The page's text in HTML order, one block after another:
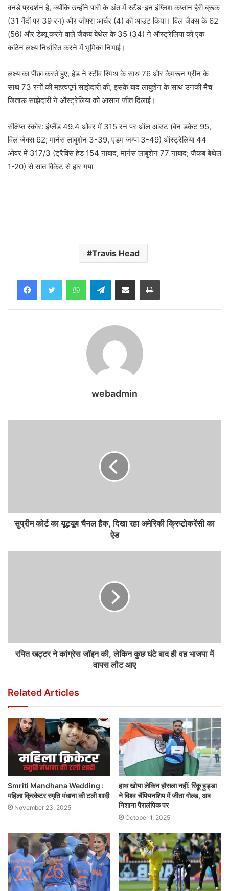
वनडे प्रदर्शन है, क्योंकि उन्होंने पारी के अंत में स्टैंड-इन इंग्लिश कप्तान हैरी ब्रूक
(31 गेंदों पर 39 रन) और जोफ़्रा आर्चर (4) को आउट किया। विल जैक्स के 62
(56) और डेब्यू करने वाले जैकब बेथेल के 35 (34) ने ऑस्ट्रेलिया को एक
कठिन लक्ष्य निर्धारित करने में भूमिका निभाई।
लक्ष्य का पीछा करते हुए, हेड ने स्टीव स्मिथ के साथ 76 और कैमरून ग्रीन के
साथ 73 रनों की महत्वपूर्ण साझेदारी की, इसके बाद लाबुशेन के साथ उनकी मैच
जिताऊ साझेदारी ने ऑस्ट्रेलिया को आसान जीत दिलाई।
संक्षिप्त स्कोर: इंग्लैंड 49.4 ओवर में 315 रन पर ऑल आउट (बेन डकेट 95,
विल जैक्स 62; मार्नस लाबुशेन 3-39, एडम ज़म्पा 3-49) ऑस्ट्रेलिया 44
ओवर में 317/3 (ट्रैविस हेड 154 नाबाद, मार्नस लाबुशेन 77 नाबाद; जैकब बेथेल
1-20) से सात विकेट से हार गया
Travis Head
WhatsAppTelegramShare via Email Print
webadmin
सुप्रीम कोर्ट का यूट्यूब चैनल हैक, दिखा रहा अमेरिकी क्रिप्टोकरेंसी का
ऐड
रमित खट्टर ने कांग्रेस जॉइन की, लेकिन कुछ घंटे बाद ही वह भाजपा में
वापस लौट आए
Related Articles
Smriti Mandhana Wedding :
महिला क्रिकेटर स्मृति मंधाना की टली शादी
November 23, 2025
हाथ खोया लेकिन हौसला नहीं: रिंकू हुड्डा
ने विश्व चैंपियनशिप में जीता गोल्ड, अब
निशाना पैरालंपिक पर
October 1, 2025